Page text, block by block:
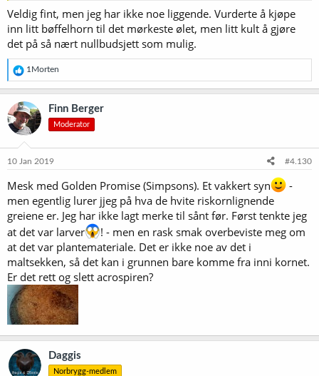
Veldig fint, men jeg har ikke noe liggende. Vurderte å kjøpe
inn litt bøffelhorn til det mørkeste ølet, men litt kult å gjøre
det på så nært nullbudsjett som mulig.
R
e
a
k
s
j
o
e
:
1Morten
Finn Berger
Moderator
10 Jan 2019 #4.130
Mesk med Golden Promise (Simpsons). Et vakkert syn
-
men egentlig lurer jjeg på hva de hvite riskornlignende
greiene er. Jeg har ikke lagt merke til sånt før. Først tenkte jeg
at det var larver
! - men en rask smak overbeviste meg om
at det var plantemateriale. Det er ikke noe av det i
maltsekken, så det kan i grunnen bare komme fra inni kornet.
Er det rett og slett acrospiren?
Daggis
Norbrygg-medlem